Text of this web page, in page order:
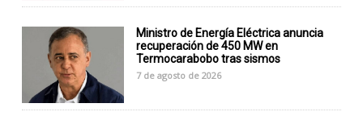
Ministro de Energía Eléctrica anuncia
recuperación de 450 MW en
Termocarabobo tras sismos
7 de agosto de 2026